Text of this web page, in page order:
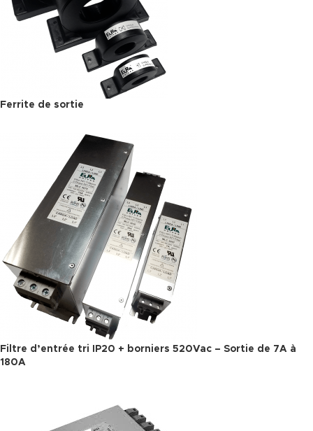
Ferrite de sortie
Filtre d’entrée tri IP20 + borniers 520Vac – Sortie de 7A à
180A